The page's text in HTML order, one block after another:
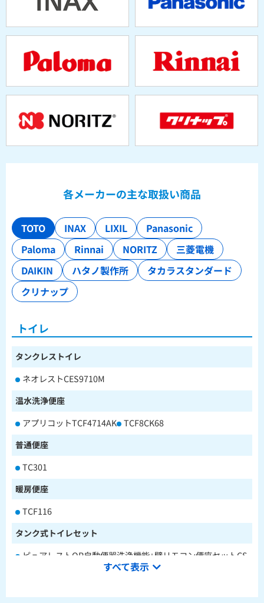
各メーカーの主な取扱い商品
TOTO INAX LIXIL
Panasonic
Paloma
Rinnai NORITZ
三菱電機
DAIKIN
ハタノ製作所
タカラスタンダード
クリナップ
トイレ
タンクレストイレ
ネオレストCES9710M
温水洗浄便座
アプリコットTCF4714AK TCF8CK68
普通便座
TC301
暖房便座
TCF116
タンク式トイレセット
ピュアレストQR自動便器洗浄機能+壁リモコン便座セットCS
232BM+SH233BA+TCF4714AK
すべて表示